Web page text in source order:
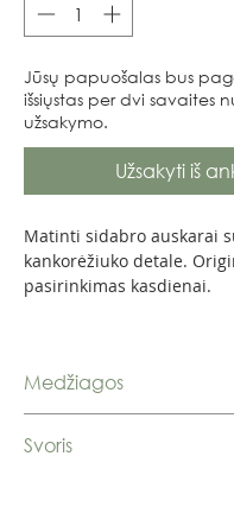
Jūsų papuošalas bus
išsiųstas per dvi savaites
užsakymo.
Užsakyti iš
Matinti sidabro auskarai
kankorėžiuko detale.
pasirinkimas kasdienai.
Medžiagos
Svoris